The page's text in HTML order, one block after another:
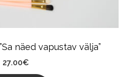
näed vapustav välja”
27.00€